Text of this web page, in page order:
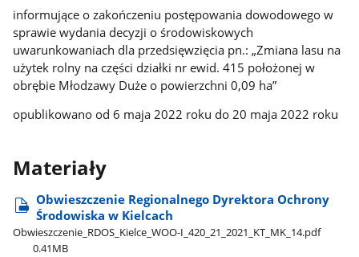
informujące o zakończeniu postępowania dowodowego w
sprawie wydania decyzji o środowiskowych
uwarunkowaniach dla przedsięwzięcia pn.: „Zmiana lasu na
użytek rolny na części działki nr ewid. 415 położonej w
obrębie Młodzawy Duże o powierzchni 0,09 ha”
opublikowano od 6 maja 2022 roku do 20 maja 2022 roku
Materiały
Obwieszczenie Regionalnego Dyrektora Ochrony
Środowiska w Kielcach
Obwieszczenie​_RDOS​_Kielce​_WOO-I​_420​_21​_2021​_KT​_MK​_14.pdf
0.41MB